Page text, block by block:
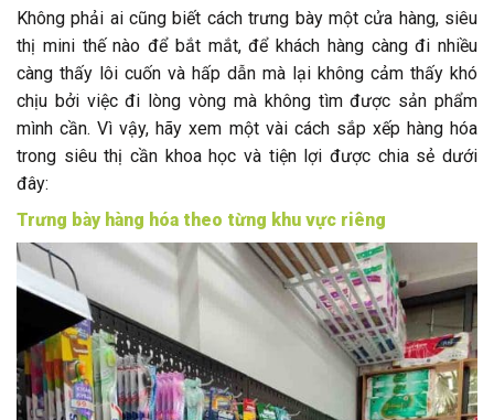
Không phải ai cũng biết cách trưng bày một cửa hàng, siêu
thị mini thế nào để bắt mắt, để khách hàng càng đi nhiều
càng thấy lôi cuốn và hấp dẫn mà lại không cảm thấy khó
chịu bởi việc đi lòng vòng mà không tìm được sản phẩm
mình cần. Vì vậy, hãy xem một vài cách sắp xếp hàng hóa
trong siêu thị cần khoa học và tiện lợi được chia sẻ dưới
đây:
Trưng bày hàng hóa theo từng khu vực riêng